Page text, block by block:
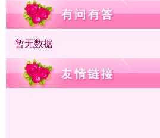
暂无数据